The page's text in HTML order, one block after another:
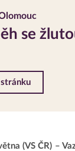
se
(VS ČR) –